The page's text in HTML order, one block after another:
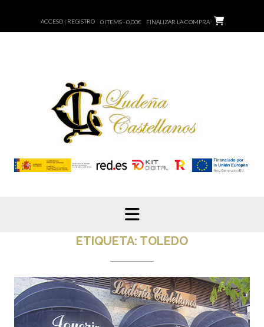
ACCESO | REGISTRO 0 ITEMS - 0,00€ FINALIZAR LA COMPRA
ETIQUETA: TOLEDO